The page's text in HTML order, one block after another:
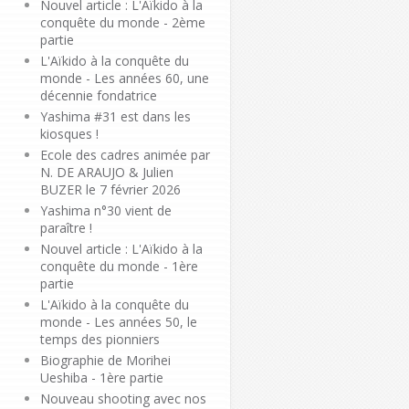
Nouvel article : L'Aïkido à la
conquête du monde - 2ème
partie
L'Aïkido à la conquête du
monde - Les années 60, une
décennie fondatrice
Yashima #31 est dans les
kiosques !
Ecole des cadres animée par
N. DE ARAUJO & Julien
BUZER le 7 février 2026
Yashima n°30 vient de
paraître !
Nouvel article : L'Aïkido à la
conquête du monde - 1ère
partie
L'Aïkido à la conquête du
monde - Les années 50, le
temps des pionniers
Biographie de Morihei
Ueshiba - 1ère partie
Nouveau shooting avec nos